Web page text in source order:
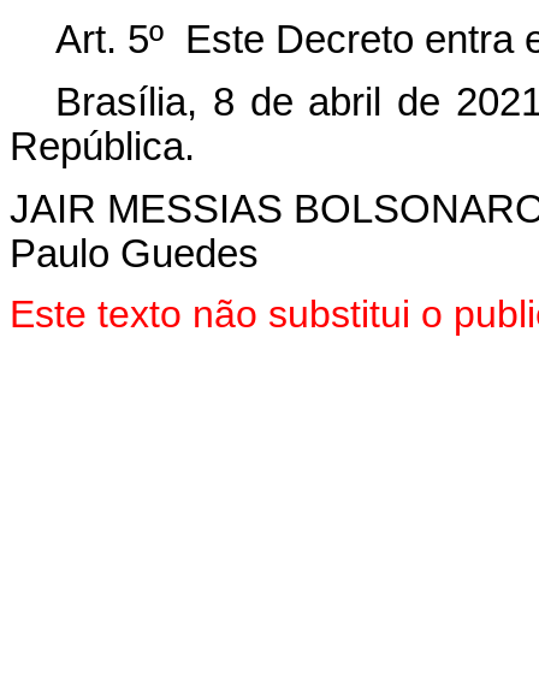
Art. 5º Este Decreto entra
Brasília, 8 de abril de
República.
JAIR MESSIAS
Paulo Guedes
Este texto não substitui o